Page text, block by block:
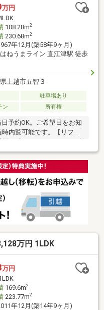
万円
108.28m2
230.68m2
年12月(築58年9ヶ月)
ねうまライン 直江津駅 徒歩
上越市五智３
駐車場あり
ン 所有権
予約OK。ご希望日をお知
内覧可能です。【リフォ
キッチン交換、ユニット
換●間取変更、室内ドア交
、クロス張替え●給湯器
設置、照明器具交換【おす
税減税の対象になりま
万円 1LDK
万円
169.6m2
223.77m2
年12月(築14年9ヶ月)